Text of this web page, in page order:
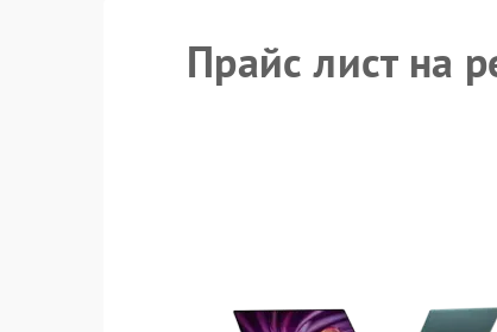
Прайс лист на